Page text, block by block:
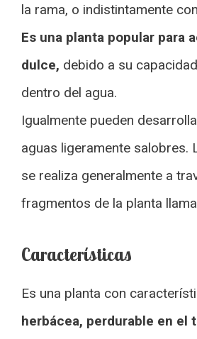
la rama, o indistintamente
Es una planta popular para
dulce, debido a su
dentro del agua.
Igualmente pueden
aguas ligeramente salobres.
se realiza generalmente a
fragmentos de la planta
Características
Es una planta con
herbácea, perdurable en el